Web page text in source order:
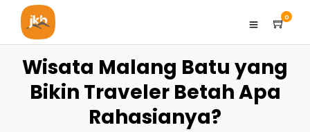
0
Wisata Malang Batu yang
Bikin Traveler Betah Apa
Rahasianya?